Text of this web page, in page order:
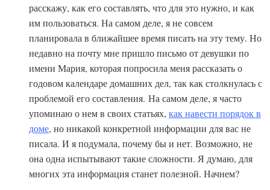
расскажу, как его составлять, что для это нужно, и как
им пользоваться. На самом деле, я не совсем
планировала в ближайшее время писать на эту тему. Но
недавно на почту мне пришло письмо от девушки по
имени Мария, которая попросила меня рассказать о
годовом календаре домашних дел, так как столкнулась с
проблемой его составления. На самом деле, я часто
упоминаю о нем в своих статьях, как навести порядок в
доме, но никакой конкретной информации для вас не
писала. И я подумала, почему бы и нет. Возможно, не
она одна испытывают такие сложности. Я думаю, для
многих эта информация станет полезной. Начнем?